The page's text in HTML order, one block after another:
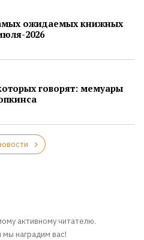
ожидаемых книжных
2026
говорят: мемуары
активному читателю.
наградим вас!